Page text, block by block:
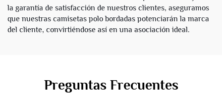
la garantía de satisfacción de nuestros clientes, aseguramos
que nuestras camisetas polo bordadas potenciarán la marca
del cliente, convirtiéndose así en una asociación ideal.
Preguntas Frecuentes